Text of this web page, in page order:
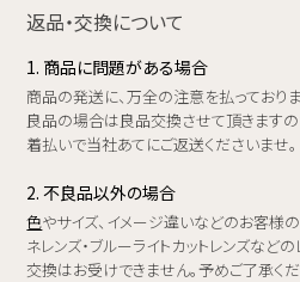
返品・交換について
1. 商品に問題がある場合
商品の発送に、万全の注意を払っており
良品の場合は良品交換させて頂きます
着払いで当社あてにご返送くださいませ。
2. 不良品以外の場合
色やサイズ、イメージ違いなどのお客様
ネレンズ・ブルーライトカットレンズなど
交換はお受けできません。予めご了承くだ